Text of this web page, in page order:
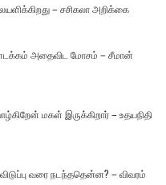
– சசிகலா அறிக்கை
அதைவிட மோசம் – சீமான்
மகள் இருக்கிறார் – உதயநிதி
வரை நடந்ததென்ன? – விவரம்